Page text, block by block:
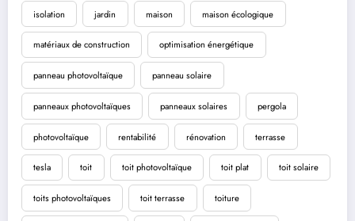
isolation jardin maison maison écologique
matériaux de construction optimisation énergétique
panneau photovoltaïque panneau solaire
panneaux photovoltaïques panneaux solaires pergola
photovoltaïque rentabilité rénovation terrasse
tesla toit toit photovoltaïque toit plat toit solaire
toits photovoltaïques toit terrasse toiture